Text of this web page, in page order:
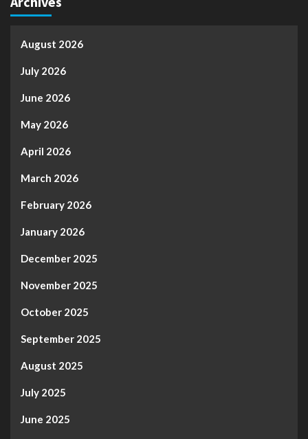
August 2026
July 2026
June 2026
May 2026
April 2026
March 2026
February 2026
January 2026
December 2025
November 2025
October 2025
September 2025
August 2025
July 2025
June 2025